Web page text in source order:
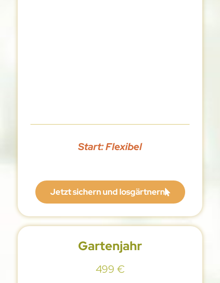
Start: Flexibel
Jetzt sichern und losgärtnern
Gartenjahr
499 €